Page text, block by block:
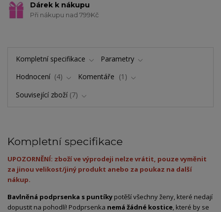
Dárek k nákupu
Při nákupu nad 799Kč
Kompletní specifikace
Parametry
Hodnocení
4 Komentáře
1
Související zboží 7
Kompletní specifikace
UPOZORNĚNÍ: zboží ve výprodeji nelze vrátit, pouze vyměnit
za jinou velikost/jiný produkt anebo za poukaz na další
nákup.
Bavlněná podprsenka s puntíky potěší všechny ženy, které nedají
dopustit na pohodlí! Podprsenka nemá žádné kostice, které by se